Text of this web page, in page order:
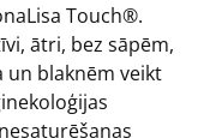
Touch®.
ātri, bez sāpēm,
un blaknēm veikt